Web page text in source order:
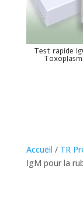
Test rapide
Accueil / TR
IgM pour la